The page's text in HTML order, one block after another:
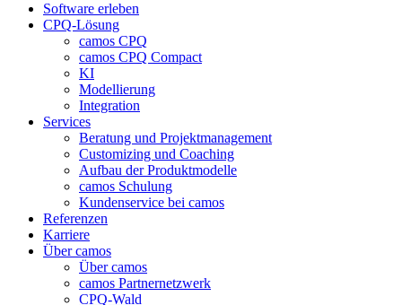
Software erleben
CPQ-Lösung
camos CPQ
camos CPQ Compact
KI
Modellierung
Integration
Services
Beratung und Projektmanagement
Customizing und Coaching
Aufbau der Produktmodelle
camos Schulung
Kundenservice bei camos
Referenzen
Karriere
Über camos
Über camos
camos Partnernetzwerk
CPQ-Wald